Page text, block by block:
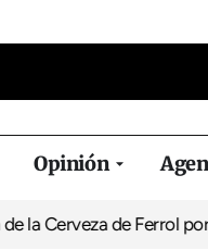
Opinión
Ferrol por